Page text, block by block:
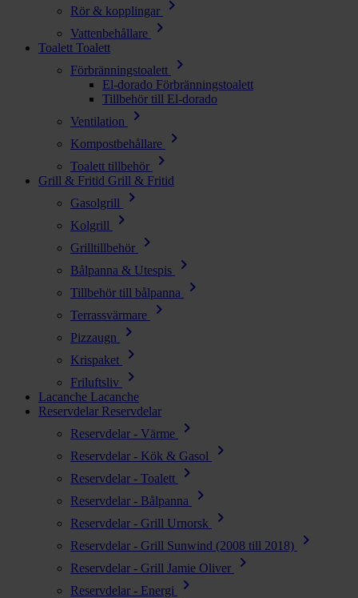
Rör & kopplingar chevron_right
Vattenbehållare chevron_right
Toalett Toalett
Förbränningstoalett
chevron_right
El-dorado Förbränningstoalett
Tillbehör till El-dorado
Ventilation
chevron_right
Kompostbehållare chevron_right
Toalett tillbehör chevron_right
Grill & Fritid Grill & Fritid
Gasolgrill
chevron_right
Kolgrill chevron_right
Grilltillbehör chevron_right
Bålpanna & Utespis chevron_right
Tillbehör till bålpanna chevron_right
Terrassvärmare chevron_right
Pizzaugn chevron_right
Krispaket chevron_right
Friluftsliv chevron_right
Lacanche Lacanche
Reservdelar Reservdelar
Reservdelar - Värme
chevron_right
Reservdelar - Kök & Gasol chevron_right
Reservdelar - Toalett chevron_right
Reservdelar - Bålpanna chevron_right
Reservdelar - Grill Urnorsk chevron_right
Reservdelar - Grill Sunwind (2008 till 2018) chevron_right
Reservdelar - Grill Jamie Oliver chevron_right
Reservdelar - Energi chevron_right